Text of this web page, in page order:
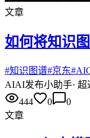
文章
如何将知识
#知识图谱#京东#
AIAI发布小助手· 超
444
0
0
文章